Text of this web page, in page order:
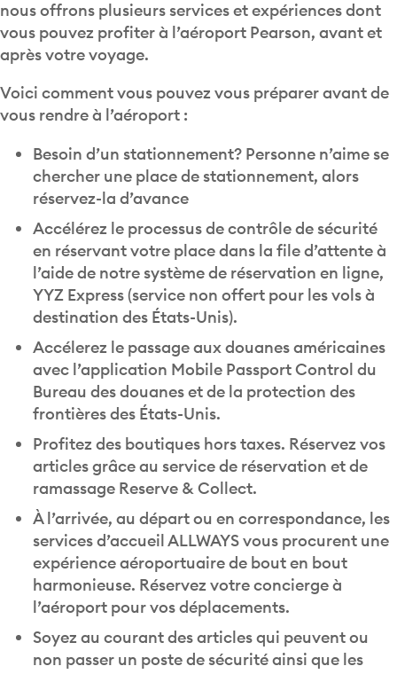
vous pouvez profiter à l’aéroport Pearson, avant et
après votre voyage.
vous rendre à l’aéroport :
chercher une place de stationnement, alors
réservez-la d’avance
Accélérez le processus de contrôle de sécurité
en réservant votre place dans la file d’attente à
l’aide de notre système de réservation en ligne,
YYZ Express (service non offert pour les vols à
destination des États-Unis).
Accélerez le passage aux douanes américaines
avec l’application Mobile Passport Control du
Bureau des douanes et de la protection des
frontières des États-Unis.
Profitez des boutiques hors taxes. Réservez vos
articles grâce au service de réservation et de
ramassage Reserve & Collect.
À l’arrivée, au départ ou en correspondance, les
services d’accueil ALLWAYS vous procurent une
expérience aéroportuaire de bout en bout
harmonieuse. Réservez votre concierge à
l’aéroport pour vos déplacements.
Soyez au courant des articles qui peuvent ou
non passer un poste de sécurité ainsi que les
articles qui doivent être placés dans les bacs.